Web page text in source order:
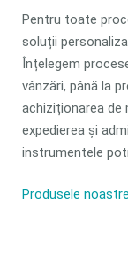
Pentru toate
soluții
Înțelegem
vânzări, până la
achiziționarea de
expedierea și
instrumentele
Produsele